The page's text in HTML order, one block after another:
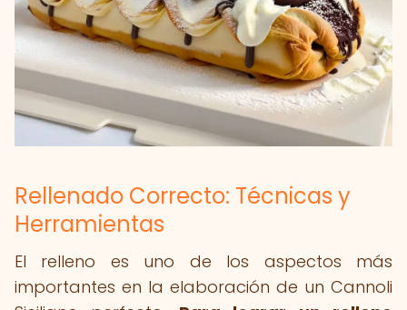
Rellenado Correcto: Técnicas y
Herramientas
El relleno es uno de los aspectos más
importantes en la elaboración de un Cannoli